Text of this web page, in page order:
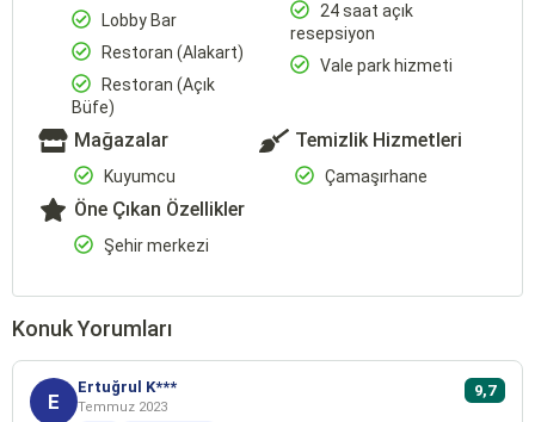
Lobby Bar
Restoran (Alakart)
Restoran (Açık
Büfe)
24 saat açık
resepsiyon
Vale park hizmeti
Mağazalar
Kuyumcu
Temizlik Hizmetleri
Çamaşırhane
Öne Çıkan Özellikler
Şehir merkezi
Konuk Yorumları
E
Ertuğrul K***
Temmuz 2023
9,7